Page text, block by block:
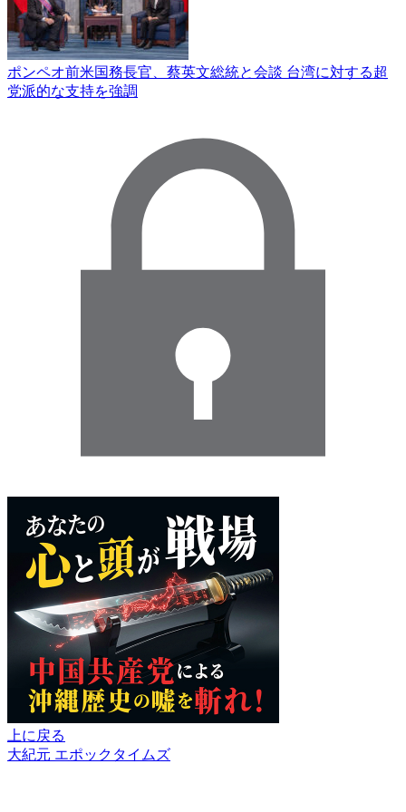
ポンペオ前米国務長官、蔡英文総統と会談 台湾に対する超
党派的な支持を強調
上に戻る
大紀元 エポックタイムズ